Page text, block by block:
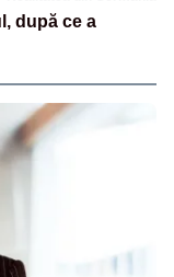
după ce a